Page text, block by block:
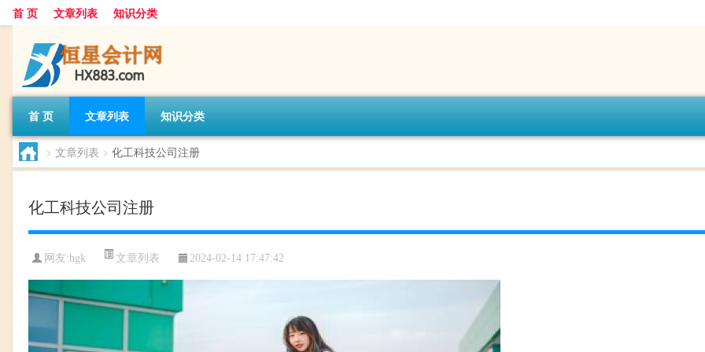
首 页 文章列表 知识分类
首 页 文章列表 知识分类
> 文章列表 > 化工科技公司注册
化工科技公司注册
网友:hgk 文章列表 2024-02-14 17:47:42